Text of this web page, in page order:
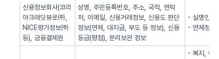
신용정보회사(코리
아크래딧뷰로㈜,
NICE평가정보㈜
등), 금융결제원
성명, 주민등록번호, 주소, 국적, 연락
처, 이메일, 신용거래정보, 신용도 판단
정보(연체, 대지급, 부도 등 정보), 신용
등급(평점), 분리보관 정보
- 실명인증
- 연체정보
- 복지, 이